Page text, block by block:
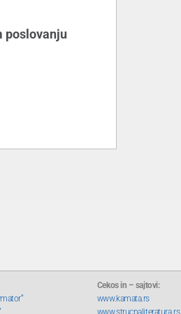
poslovanju
Cekos in – sajtovi:
www.kamata.rs
www.strucnaliteratura.rs